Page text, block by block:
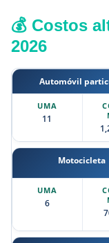
💰 Costos
2026
Automóvil
11
Motocicleta
6